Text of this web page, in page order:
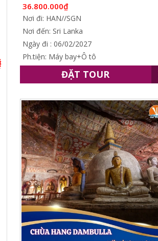
36.800.000₫
Nơi đi: HAN//SGN
Nơi đến: Sri Lanka
Ngày đi : 06/02/2027
Ph.tiện: Máy bay+Ô tô
ĐẶT TOUR